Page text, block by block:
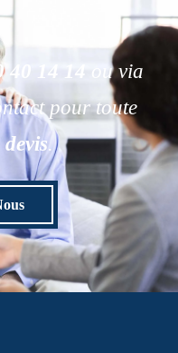
40 14 14
ou via
pour toute
devis.